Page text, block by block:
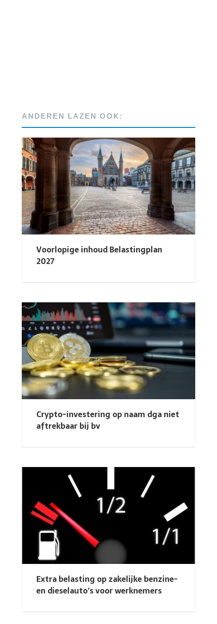
ANDEREN LAZEN OOK:
Voorlopige inhoud Belastingplan
2027
Crypto-investering op naam dga niet
aftrekbaar bij bv
Extra belasting op zakelijke benzine-
en dieselauto’s voor werknemers